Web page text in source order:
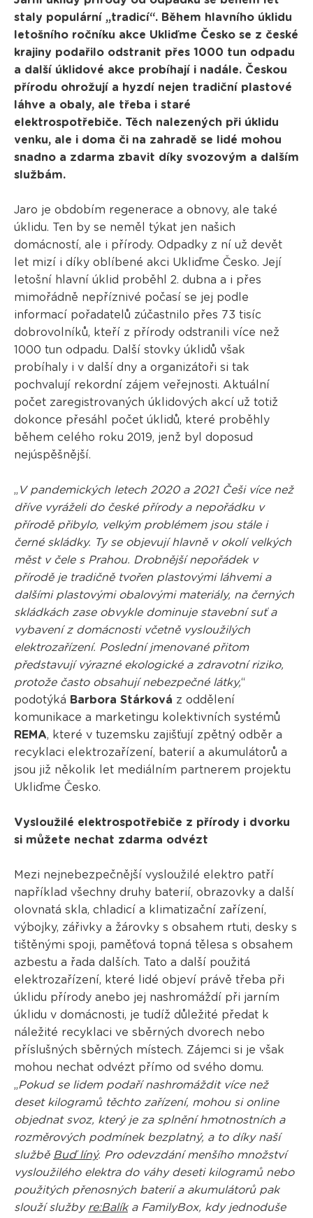
staly populární „tradicí“. Během hlavního úklidu
letošního ročníku akce Ukliďme Česko se z české
krajiny podařilo odstranit přes 1000 tun odpadu
a další úklidové akce probíhají i nadále. Českou
přírodu ohrožují a hyzdí nejen tradiční plastové
láhve a obaly, ale třeba i staré
elektrospotřebiče. Těch nalezených při úklidu
venku, ale i doma či na zahradě se lidé mohou
snadno a zdarma zbavit díky svozovým a dalším
službám.
Jaro je obdobím regenerace a obnovy, ale také
úklidu. Ten by se neměl týkat jen našich
domácností, ale i přírody. Odpadky z ní už devět
let mizí i díky oblíbené akci Ukliďme Česko. Její
letošní hlavní úklid proběhl 2. dubna a i přes
mimořádně nepříznivé počasí se jej podle
informací pořadatelů zúčastnilo přes 73 tisíc
dobrovolníků, kteří z přírody odstranili více než
1000 tun odpadu. Další stovky úklidů však
probíhaly i v další dny a organizátoři si tak
pochvalují rekordní zájem veřejnosti. Aktuální
počet zaregistrovaných úklidových akcí už totiž
dokonce přesáhl počet úklidů, které proběhly
během celého roku 2019, jenž byl doposud
nejúspěšnější.
„ V pandemických letech 2020 a 2021 Češi více než
dříve vyráželi do české přírody a nepořádku v
přírodě přibylo, velkým problémem jsou stále i
černé skládky. Ty se objevují hlavně v okolí velkých
měst v čele s Prahou. Drobnější nepořádek v
přírodě je tradičně tvořen plastovými láhvemi a
dalšími plastovými obalovými materiály, na černých
skládkách zase obvykle dominuje stavební suť a
vybavení z domácnosti včetně vysloužilých
elektrozařízení. Poslední jmenované přitom
představují výrazné ekologické a zdravotní riziko,
protože často obsahují nebezpečné látky,“
podotýká Barbora Stárková z oddělení
komunikace a marketingu kolektivních systémů
REMA, které v tuzemsku zajišťují zpětný odběr a
recyklaci elektrozařízení, baterií a akumulátorů a
jsou již několik let mediálním partnerem projektu
Ukliďme Česko.
Vysloužilé elektrospotřebiče z přírody i dvorku
si můžete nechat zdarma odvézt
Mezi nejnebezpečnější vysloužilé elektro patří
například všechny druhy baterií, obrazovky a další
olovnatá skla, chladicí a klimatizační zařízení,
výbojky, zářivky a žárovky s obsahem rtuti, desky s
tištěnými spoji, paměťová topná tělesa s obsahem
azbestu a řada dalších. Tato a další použitá
elektrozařízení, které lidé objeví právě třeba při
úklidu přírody anebo jej nashromáždí při jarním
úklidu v domácnosti, je tudíž důležité předat k
náležité recyklaci ve sběrných dvorech nebo
příslušných sběrných místech. Zájemci si je však
mohou nechat odvézt přímo od svého domu.
„Pokud se lidem podaří nashromáždit více než
deset kilogramů těchto zařízení, mohou si online
objednat svoz, který je za splnění hmotnostních a
rozměrových podmínek bezplatný, a to díky naší
službě Buď líný. Pro odevzdání menšího množství
vysloužilého elektra do váhy deseti kilogramů nebo
použitých přenosných baterií a akumulátorů pak
slouží služby re:Balíka FamilyBox, kdy jednoduše